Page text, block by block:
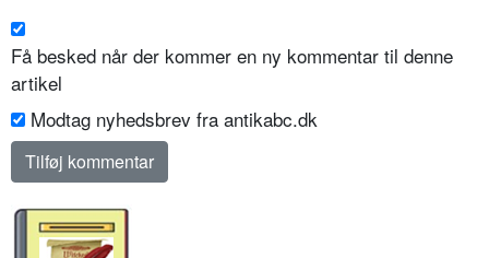
Få besked når der kommer en ny kommentar til denne
artikel
Modtag nyhedsbrev fra antikabc.dk